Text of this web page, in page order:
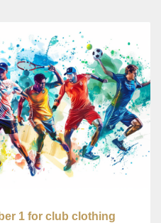
1 for club clothing